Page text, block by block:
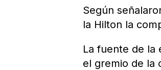
Según
la Hilton la
La fuente de la
el gremio de la